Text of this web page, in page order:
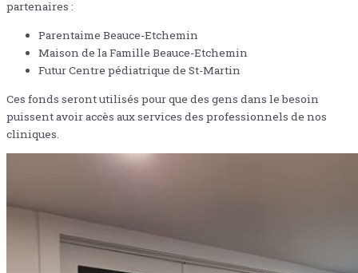
partenaires :
Parentaime Beauce-Etchemin
Maison de la Famille Beauce-Etchemin
Futur Centre pédiatrique de St-Martin
Ces fonds seront utilisés pour que des gens dans le besoin
puissent avoir accès aux services des professionnels de nos
cliniques.